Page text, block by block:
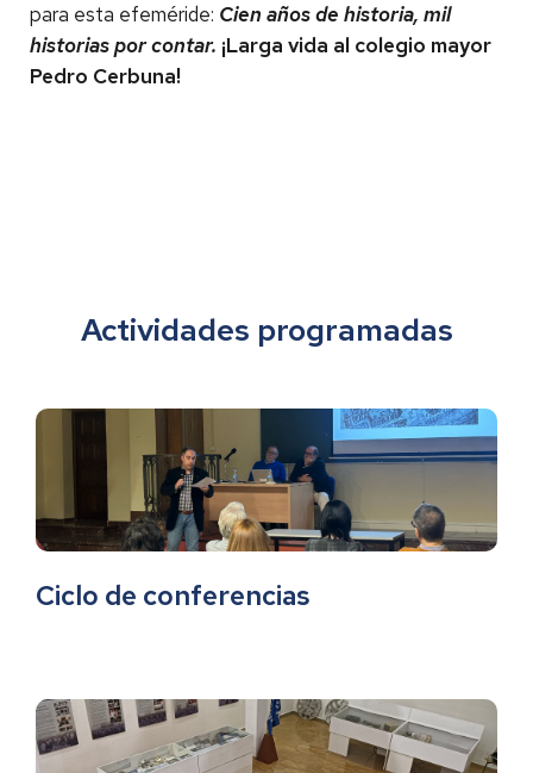
para esta efeméride: Cien años de historia, mil
historias por contar. ¡Larga vida al colegio mayor
Pedro Cerbuna!
Actividades programadas
Ciclo de conferencias